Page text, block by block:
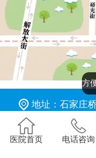
地址：石家庄
版权所有：石
医院首页 电话咨询
方